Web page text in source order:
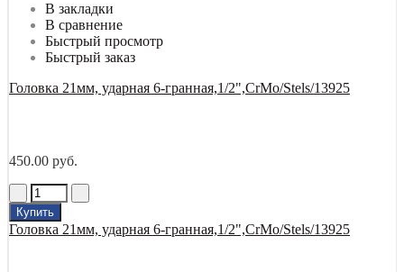
В закладки
В сравнение
Быстрый просмотр
Быстрый заказ
Головка 21мм, ударная 6-гранная,1/2",CrMo/Stels/13925
450.00 руб.
Купить
Головка 21мм, ударная 6-гранная,1/2",CrMo/Stels/13925